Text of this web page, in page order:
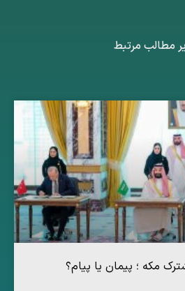
مطالب مرتبط
مکه ؛ پیمان یا پیام؟